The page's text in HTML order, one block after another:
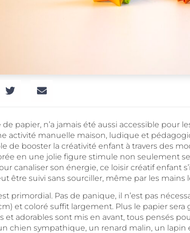
papier, n’a jamais été aussi accessible pour
activité manuelle maison, ludique et
de booster la créativité enfant à travers des
en une jolie figure stimule non seulement
canaliser son énergie, ce loisir créatif enfant
être suivi sans sourciller, même par les mains
primordial. Pas de panique, il n’est pas
et coloré suffit largement. Plus le papier sera
et adorables sont mis en avant, tous pensés
chien sympathique, un renard malin, un